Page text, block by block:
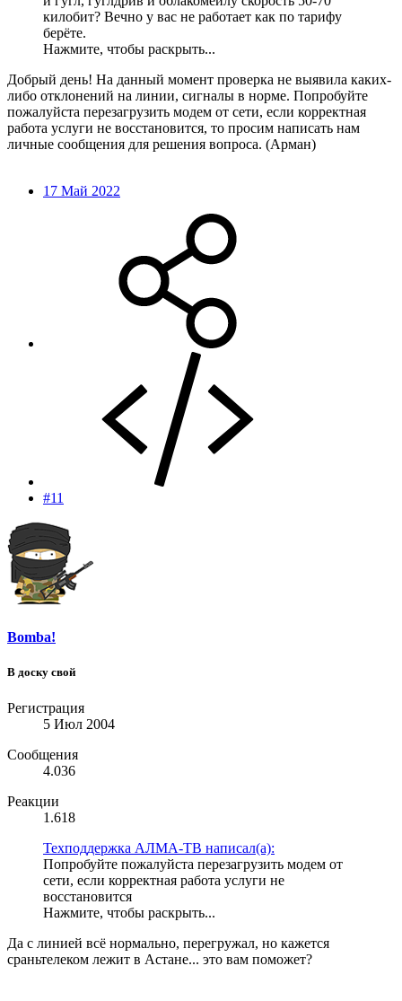
килобит? Вечно у вас не работает как по тарифу
берёте.
Нажмите, чтобы раскрыть...
Добрый день! На данный момент проверка не выявила каких-
либо отклонений на линии, сигналы в норме. Попробуйте
пожалуйста перезагрузить модем от сети, если корректная
работа услуги не восстановится, то просим написать нам
личные сообщения для решения вопроса. (Арман)
17 Май 2022
#11
Bomba!
В доску свой
Регистрация
5 Июл 2004
Сообщения
4.036
Реакции
1.618
Техподдержка АЛМА-ТВ написал(а):
Попробуйте пожалуйста перезагрузить модем от
сети, если корректная работа услуги не
восстановится
Нажмите, чтобы раскрыть...
Да с линией всё нормально, перегружал, но кажется
сраньтелеком лежит в Астане... это вам поможет?